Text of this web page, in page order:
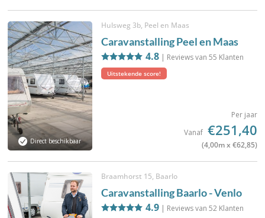
Direct beschikbaar
Hulsweg 3b, Peel en Maas
Caravanstalling Peel en Maas
4.8| Reviews van 55 Klanten
Uitstekende score!
Per jaar
Vanaf €251,40
(4,00m x €62,85)
Braamhorst 15, Baarlo
Caravanstalling Baarlo - Venlo
4.9| Reviews van 52Klanten